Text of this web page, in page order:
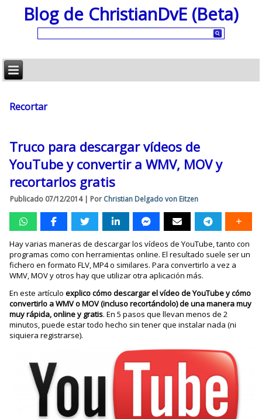
Blog de ChristianDvE (Beta)
Recortar
Truco para descargar vídeos de
YouTube y convertir a WMV, MOV y
recortarlos gratis
Publicado 07/12/2014| Por Christian Delgado von Eitzen
Hay varias maneras de descargar los vídeos de YouTube, tanto con
programas como con herramientas online. El resultado suele ser un
fichero en formato FLV, MP4 o similares. Para convertirlo a vez a
WMV, MOV y otros hay que utilizar otra aplicación más.
En este artículoexplico cómo descargar el vídeo de YouTube y cómo
convertirlo a WMV o MOV (incluso recortándolo) de una manera muy
muy rápida, online y gratis. En 5 pasos que llevan menos de 2
minutos, puede estar todo hecho sin tener que instalar nada (ni
siquiera registrarse).